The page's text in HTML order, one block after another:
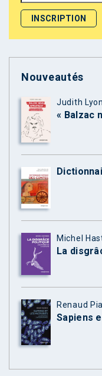
Nouveautés
Judith
« Balzac
Michel
La
Renaud
Sapiens